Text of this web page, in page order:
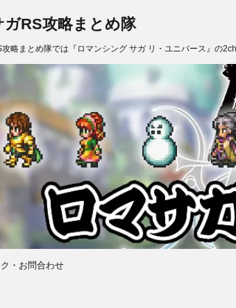
ガRS攻略まとめ隊
攻略まとめ隊では『ロマンシング サガ リ・ユニバース』の
・お問合わせ